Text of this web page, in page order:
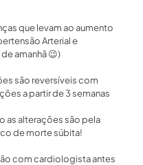
que levam ao aumento
Arterial e
amanhã😉)⁣
são reversíveis com
a partir de 3 semanas⁣
as alterações são pela
de morte súbita!⁣
com cardiologista antes